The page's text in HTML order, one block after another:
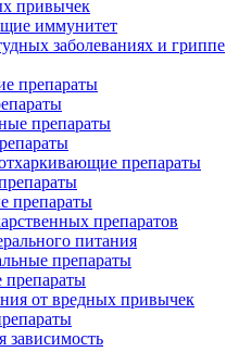
привычек
иммунитет
заболеваниях и гриппе
препараты
препараты
препараты
препараты
препаратов
питания
препараты
препараты
от вредных привычек
зависимость